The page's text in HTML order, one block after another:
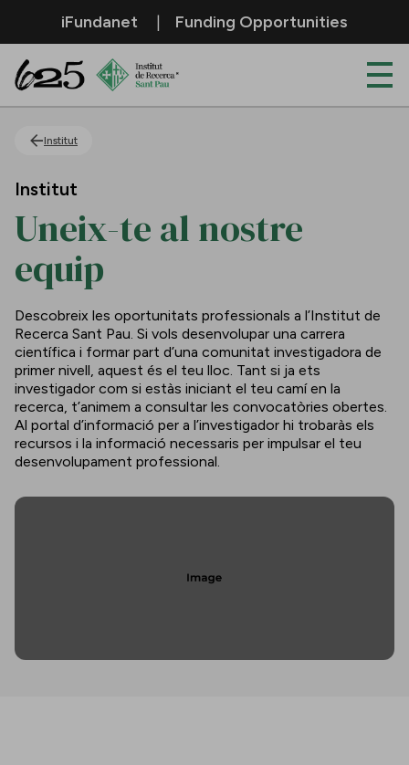
Salta al contingut principal
iFundanet Funding Opportunities
Institut
Institut
Uneix-te al nostre
equip
Descobreix les oportunitats professionals a l’Institut de
Recerca Sant Pau. Si vols desenvolupar una carrera
científica i formar part d’una comunitat investigadora de
primer nivell, aquest és el teu lloc. Tant si ja ets
investigador com si estàs iniciant el teu camí en la
recerca, t’animem a consultar les convocatòries obertes.
Al portal d’informació per a l’investigador hi trobaràs els
recursos i la informació necessaris per impulsar el teu
desenvolupament professional.